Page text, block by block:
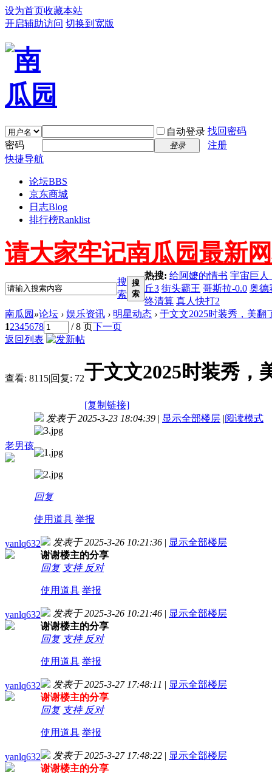
设为首页收藏本站
开启辅助访问 切换到宽版
自动登录 找回密码
密码
登录
注册
快捷导航
论坛BBS
京东商城
日志Blog
排行榜Ranklist
请大家牢记南瓜园最新
搜
索
搜
索
热搜: 给阿嬷的情书 宇宙巨人
丘3 街头霸王 哥斯拉-0.0 奥德
终清算 真人快打2
南瓜园 »论坛 › 娱乐资讯 › 明星动态 › 于文文2025时装秀，美翻
12345678 / 8 页下一页
返回列表
查看: 8115|回复: 72于文文2025时装秀，
[复制链接]
老男孩
发表于 2025-3-23 18:04:39 | 显示全部楼层 |阅读模式
回复
使用道具 举报
yanlq632 发表于 2025-3-26 10:21:36 | 显示全部楼层
谢谢楼主的分享
回复 支持 反对
使用道具 举报
yanlq632 发表于 2025-3-26 10:21:46 | 显示全部楼层
谢谢楼主的分享
回复 支持 反对
使用道具 举报
yanlq632 发表于 2025-3-27 17:48:11 | 显示全部楼层
谢谢楼主的分享
回复 支持 反对
使用道具 举报
yanlq632 发表于 2025-3-27 17:48:22 | 显示全部楼层
谢谢楼主的分享